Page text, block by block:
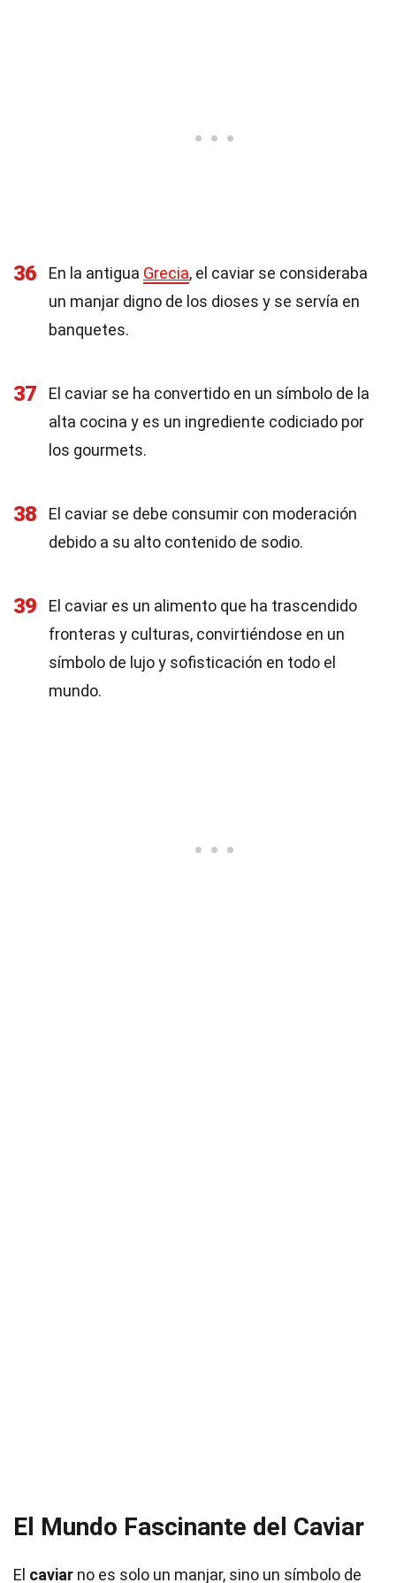
36 En la antigua Grecia, el caviar se consideraba
un manjar digno de los dioses y se servía en
banquetes.
37
El caviar se ha convertido en un símbolo de la
alta cocina y es un ingrediente codiciado por
los gourmets.
38
El caviar se debe consumir con moderación
debido a su alto contenido de sodio.
39
El caviar es un alimento que ha trascendido
fronteras y culturas, convirtiéndose en un
símbolo de lujo y sofisticación en todo el
mundo.
El Mundo Fascinante del Caviar
El caviar no es solo un manjar, sino un símbolo de